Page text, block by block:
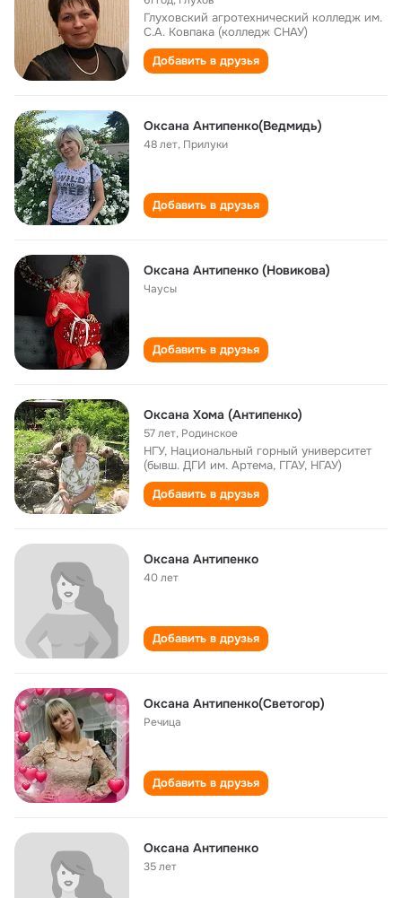
Глуховский агротехнический колледж им.
С.А. Ковпака (колледж СНАУ)
Добавить в друзья
Oксана Aнтипенко(Ведмидь)
48 лет, Прилуки
Добавить в друзья
Оксана Антипенко (Новикова)
Чаусы
Добавить в друзья
Оксана Хома (Антипенко)
57 лет, Родинское
НГУ, Национальный горный университет
(бывш. ДГИ им. Артема, ГГАУ, НГАУ)
Добавить в друзья
Оксана Антипенко
40 лет
Добавить в друзья
Оксана Антипенко(Светогор)
Речица
Добавить в друзья
Оксана Антипенко
35 лет